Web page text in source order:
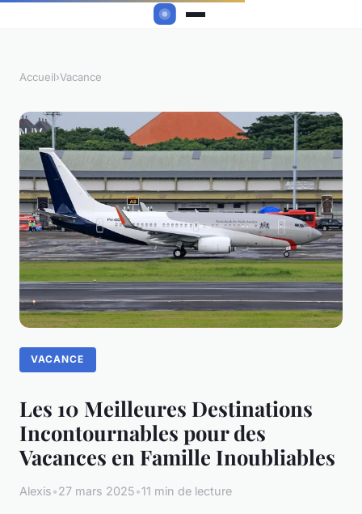
Accueil›Vacance
VACANCE
Les 10 Meilleures Destinations
Incontournables pour des
Vacances en Famille Inoubliables
Alexis•27 mars 2025•11 min de lecture